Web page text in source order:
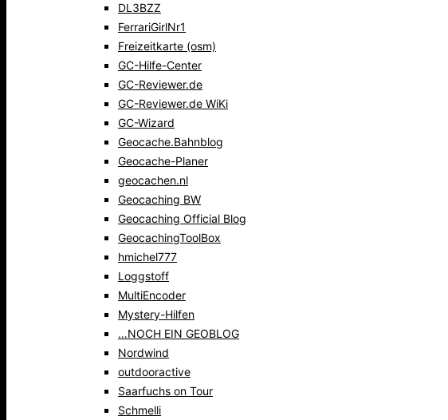
DL3BZZ
FerrariGirlNr1
Freizeitkarte (osm)
GC-Hilfe-Center
GC-Reviewer.de
GC-Reviewer.de WiKi
GC-Wizard
Geocache.Bahnblog
Geocache-Planer
geocachen.nl
Geocaching BW
Geocaching Official Blog
GeocachingToolBox
hmichel777
Loggstoff
MultiEncoder
Mystery-Hilfen
…NOCH EIN GEOBLOG
Nordwind
outdooractive
Saarfuchs on Tour
Schmelli